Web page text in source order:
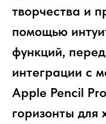
творчества и
помощью
функций,
интеграции с
Apple Pencil
горизонты для